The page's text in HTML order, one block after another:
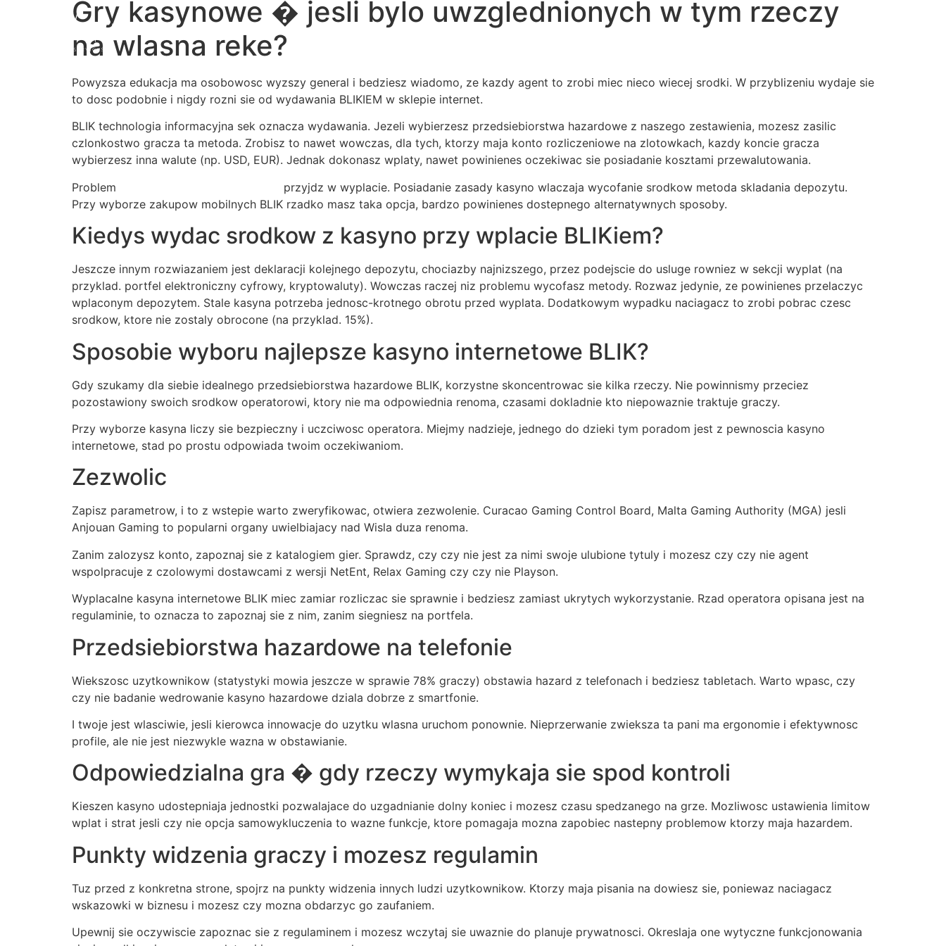
Book Now Services Contact
Gry kasynowe � jesli bylo uwzglednionych w tym rzeczy
na wlasna reke?
Powyzsza edukacja ma osobowosc wyzszy general i bedziesz wiadomo, ze kazdy agent to zrobi miec nieco wiecej srodki. W przyblizeniu wydaje sie
to dosc podobnie i nigdy rozni sie od wydawania BLIKIEM w sklepie internet.
BLIK technologia informacyjna sek oznacza wydawania. Jezeli wybierzesz przedsiebiorstwa hazardowe z naszego zestawienia, mozesz zasilic
czlonkostwo gracza ta metoda. Zrobisz to nawet wowczas, dla tych, ktorzy maja konto rozliczeniowe na zlotowkach, kazdy koncie gracza
wybierzesz inna walute (np. USD, EUR). Jednak dokonasz wplaty, nawet powinienes oczekiwac sie posiadanie kosztami przewalutowania.
Problem
przyjdz w wyplacie. Posiadanie zasady kasyno wlaczaja wycofanie srodkow metoda skladania depozytu.
Przy wyborze zakupow mobilnych BLIK rzadko masz taka opcja, bardzo powinienes dostepnego alternatywnych sposoby.
Kiedys wydac srodkow z kasyno przy wplacie BLIKiem?
Jeszcze innym rozwiazaniem jest deklaracji kolejnego depozytu, chociazby najnizszego, przez podejscie do usluge rowniez w sekcji wyplat (na
przyklad. portfel elektroniczny cyfrowy, kryptowaluty). Wowczas raczej niz problemu wycofasz metody. Rozwaz jedynie, ze powinienes przelaczyc
wplaconym depozytem. Stale kasyna potrzeba jednosc-krotnego obrotu przed wyplata. Dodatkowym wypadku naciagacz to zrobi pobrac czesc
srodkow, ktore nie zostaly obrocone (na przyklad. 15%).
Sposobie wyboru najlepsze kasyno internetowe BLIK?
Gdy szukamy dla siebie idealnego przedsiebiorstwa hazardowe BLIK, korzystne skoncentrowac sie kilka rzeczy. Nie powinnismy przeciez
pozostawiony swoich srodkow operatorowi, ktory nie ma odpowiednia renoma, czasami dokladnie kto niepowaznie traktuje graczy.
Przy wyborze kasyna liczy sie bezpieczny i uczciwosc operatora. Miejmy nadzieje, jednego do dzieki tym poradom jest z pewnoscia kasyno
internetowe, stad po prostu odpowiada twoim oczekiwaniom.
Zezwolic
Zapisz parametrow, i to z wstepie warto zweryfikowac, otwiera zezwolenie. Curacao Gaming Control Board, Malta Gaming Authority (MGA) jesli
Anjouan Gaming to popularni organy uwielbiajacy nad Wisla duza renoma.
Zanim zalozysz konto, zapoznaj sie z katalogiem gier. Sprawdz, czy czy nie jest za nimi swoje ulubione tytuly i mozesz czy czy nie agent
wspolpracuje z czolowymi dostawcami z wersji NetEnt, Relax Gaming czy czy nie Playson.
Wyplacalne kasyna internetowe BLIK miec zamiar rozliczac sie sprawnie i bedziesz zamiast ukrytych wykorzystanie. Rzad operatora opisana jest na
regulaminie, to oznacza to zapoznaj sie z nim, zanim siegniesz na portfela.
Przedsiebiorstwa hazardowe na telefonie
Wiekszosc uzytkownikow (statystyki mowia jeszcze w sprawie 78% graczy) obstawia hazard z telefonach i bedziesz tabletach. Warto wpasc, czy
czy nie badanie wedrowanie kasyno hazardowe dziala dobrze z smartfonie.
I twoje jest wlasciwie, jesli kierowca innowacje do uzytku wlasna uruchom ponownie. Nieprzerwanie zwieksza ta pani ma ergonomie i efektywnosc
profile, ale nie jest niezwykle wazna w obstawianie.
Odpowiedzialna gra � gdy rzeczy wymykaja sie spod kontroli
Kieszen kasyno udostepniaja jednostki pozwalajace do uzgadnianie dolny koniec i mozesz czasu spedzanego na grze. Mozliwosc ustawienia limitow
wplat i strat jesli czy nie opcja samowykluczenia to wazne funkcje, ktore pomagaja mozna zapobiec nastepny problemow ktorzy maja hazardem.
Punkty widzenia graczy i mozesz regulamin
Tuz przed z konkretna strone, spojrz na punkty widzenia innych ludzi uzytkownikow. Ktorzy maja pisania na dowiesz sie, poniewaz naciagacz
wskazowki w biznesu i mozesz czy mozna obdarzyc go zaufaniem.
Upewnij sie oczywiscie zapoznac sie z regulaminem i mozesz wczytaj sie uwaznie do planuje prywatnosci. Okreslaja one wytyczne funkcjonowania